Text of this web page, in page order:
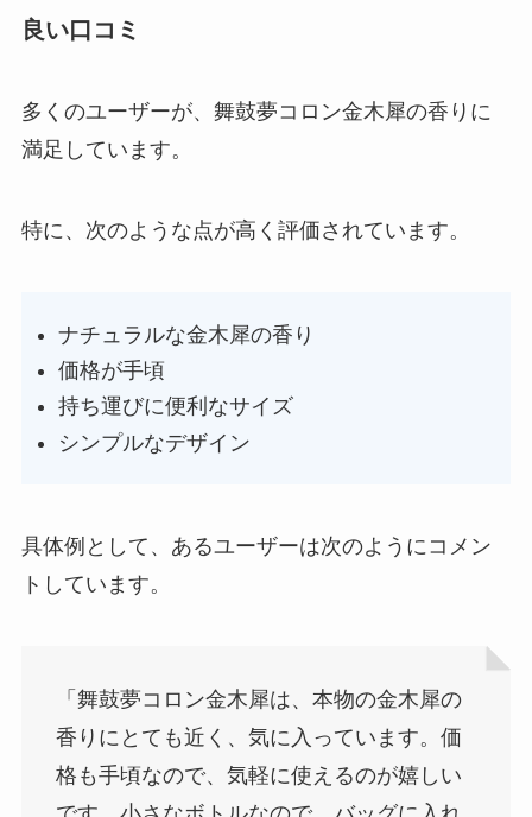
良い口コミ
多くのユーザーが、舞鼓夢コロン金木犀の香りに
満足しています。
特に、次のような点が高く評価されています。
ナチュラルな金木犀の香り
価格が手頃
持ち運びに便利なサイズ
シンプルなデザイン
具体例として、あるユーザーは次のようにコメン
トしています。
「舞鼓夢コロン金木犀は、本物の金木犀の
香りにとても近く、気に入っています。価
格も手頃なので、気軽に使えるのが嬉しい